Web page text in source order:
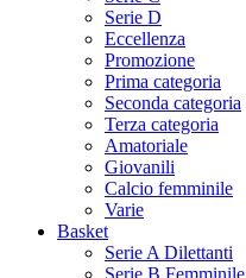
Serie D
Eccellenza
Promozione
Prima categoria
Seconda categoria
Terza categoria
Amatoriale
Giovanili
Calcio femminile
Varie
Basket
Serie A Dilettanti
Serie B Femminile